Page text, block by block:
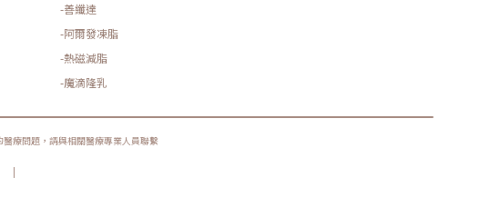
-善纖達
-阿爾發凍脂
-熱磁減脂
-魔滴隆乳
療問題，請與相關醫療專業人員聯繫
|